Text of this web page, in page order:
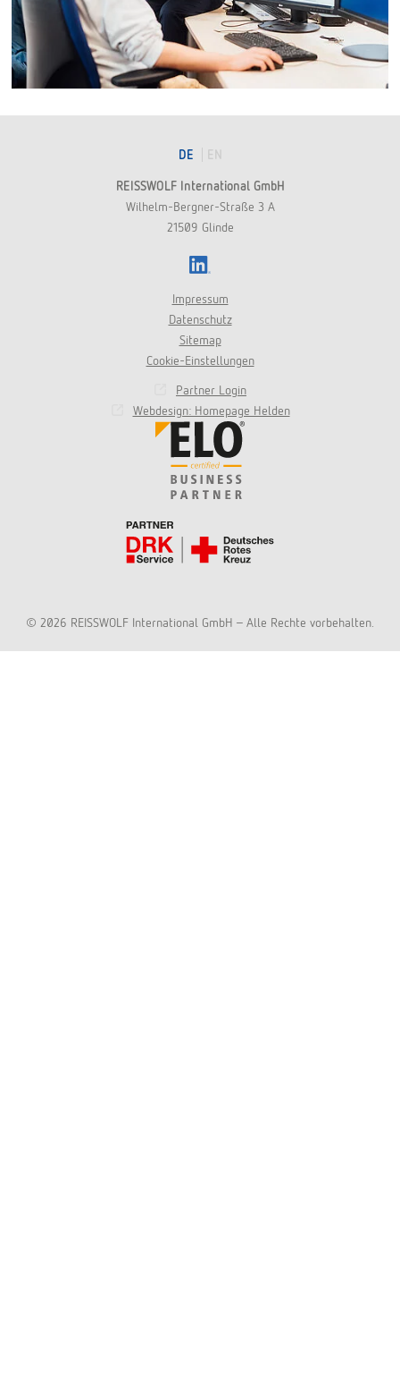
DE EN
REISSWOLF International GmbH
Wilhelm-Bergner-Straße 3 A
21509 Glinde
Impressum
Datenschutz
Sitemap
Cookie-Einstellungen
Partner Login
Webdesign: Homepage Helden
© 2026 REISSWOLF International GmbH - Alle Rechte vorbehalten.